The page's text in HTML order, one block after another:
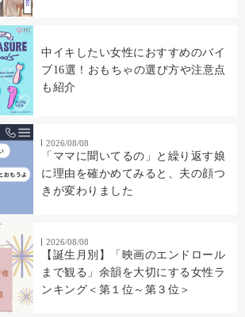
中イキしたい女性におすすめのバイ
ブ16選！おもちゃの選び方や注意点
も紹介
2026/08/08
「ママに聞いてるの」と繰り返す娘
に理由を確かめてみると、夫の顔つ
きが変わりました
2026/08/08
【誕生月別】「映画のエンドロール
まで観る」余韻を大切にする女性ラ
ンキング＜第１位～第３位＞